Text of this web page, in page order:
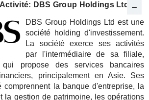
DBS Group Holdings Ltd
DBS Group Holdings Ltd est une
société holding d'investissement.
La société exerce ses activités
par l'intermédiaire de sa filiale,
propose des services bancaires
principalement en Asie. Ses
comprennent la banque d'entreprise, la
la gestion de patrimoine, les opérations